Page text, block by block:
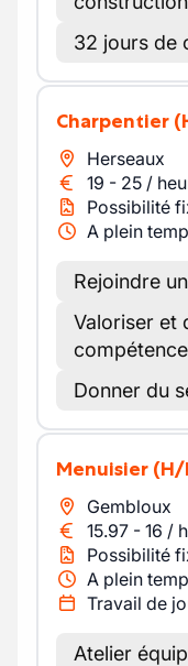
32 jours de
Charpentier
Herseaux
19 - 25 /
Possibilité
A plein
Rejoindre
Valoriser et
Donner du
Menuisier (H/
Gembloux
15.97 - 16 /
Possibilité
A plein
Travail de
Atelier